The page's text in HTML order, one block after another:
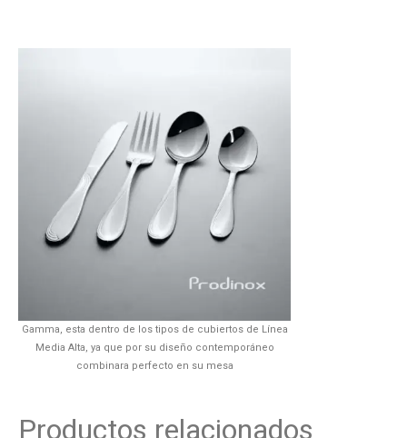
Gamma, esta dentro de los tipos de cubiertos de Línea
Media Alta, ya que por su diseño contemporáneo
combinara perfecto en su mesa
Productos relacionados